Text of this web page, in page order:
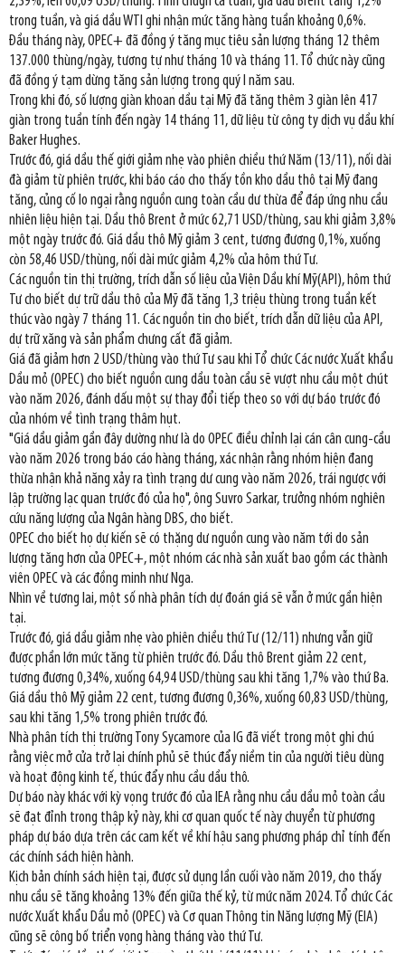
trong tuần, và giá dầu WTI ghi nhận mức tăng hàng tuần khoảng 0,6%.
Đầu tháng này, OPEC+ đã đồng ý tăng mục tiêu sản lượng tháng 12 thêm
137.000 thùng/ngày, tương tự như tháng 10 và tháng 11. Tổ chức này cũng
đã đồng ý tạm dừng tăng sản lượng trong quý I năm sau.
Trong khi đó, số lượng giàn khoan dầu tại Mỹ đã tăng thêm 3 giàn lên 417
giàn trong tuần tính đến ngày 14 tháng 11, dữ liệu từ công ty dịch vụ dầu khí
Baker Hughes.
Trước đó, giá dầu thế giới giảm nhẹ vào phiên chiều thứ Năm (13/11), nối dài
đà giảm từ phiên trước, khi báo cáo cho thấy tồn kho dầu thô tại Mỹ đang
tăng, củng cố lo ngại rằng nguồn cung toàn cầu dư thừa để đáp ứng nhu cầu
nhiên liệu hiện tại. Dầu thô Brent ở mức 62,71 USD/thùng, sau khi giảm 3,8%
một ngày trước đó. Giá dầu thô Mỹ giảm 3 cent, tương đương 0,1%, xuống
còn 58,46 USD/thùng, nối dài mức giảm 4,2% của hôm thứ Tư.
Các nguồn tin thị trường, trích dẫn số liệu của Viện Dầu khí Mỹ(API), hôm thứ
Tư cho biết dự trữ dầu thô của Mỹ đã tăng 1,3 triệu thùng trong tuần kết
thúc vào ngày 7 tháng 11. Các nguồn tin cho biết, trích dẫn dữ liệu của API,
dự trữ xăng và sản phẩm chưng cất đã giảm.
Giá đã giảm hơn 2 USD/thùng vào thứ Tư sau khi Tổ chức Các nước Xuất khẩu
Dầu mỏ (OPEC) cho biết nguồn cung dầu toàn cầu sẽ vượt nhu cầu một chút
vào năm 2026, đánh dấu một sự thay đổi tiếp theo so với dự báo trước đó
của nhóm về tình trạng thâm hụt.
"Giá dầu giảm gần đây dường như là do OPEC điều chỉnh lại cán cân cung-cầu
vào năm 2026 trong báo cáo hàng tháng, xác nhận rằng nhóm hiện đang
thừa nhận khả năng xảy ra tình trạng dư cung vào năm 2026, trái ngược với
lập trường lạc quan trước đó của họ", ông Suvro Sarkar, trưởng nhóm nghiên
cứu năng lượng của Ngân hàng DBS, cho biết.
OPEC cho biết họ dự kiến sẽ có thặng dư nguồn cung vào năm tới do sản
lượng tăng hơn của OPEC+, một nhóm các nhà sản xuất bao gồm các thành
viên OPEC và các đồng minh như Nga.
Nhìn về tương lai, một số nhà phân tích dự đoán giá sẽ vẫn ở mức gần hiện
tại.
Trước đó, giá dầu giảm nhẹ vào phiên chiều thứ Tư (12/11) nhưng vẫn giữ
được phần lớn mức tăng từ phiên trước đó. Dầu thô Brent giảm 22 cent,
tương đương 0,34%, xuống 64,94 USD/thùng sau khi tăng 1,7% vào thứ Ba.
Giá dầu thô Mỹ giảm 22 cent, tương đương 0,36%, xuống 60,83 USD/thùng,
sau khi tăng 1,5% trong phiên trước đó.
Nhà phân tích thị trường Tony Sycamore của IG đã viết trong một ghi chú
rằng việc mở cửa trở lại chính phủ sẽ thúc đẩy niềm tin của người tiêu dùng
và hoạt động kinh tế, thúc đẩy nhu cầu dầu thô.
Dự báo này khác với kỳ vọng trước đó của IEA rằng nhu cầu dầu mỏ toàn cầu
sẽ đạt đỉnh trong thập kỷ này, khi cơ quan quốc tế này chuyển từ phương
pháp dự báo dựa trên các cam kết về khí hậu sang phương pháp chỉ tính đến
các chính sách hiện hành.
Kịch bản chính sách hiện tại, được sử dụng lần cuối vào năm 2019, cho thấy
nhu cầu sẽ tăng khoảng 13% đến giữa thế kỷ, từ mức năm 2024. Tổ chức Các
nước Xuất khẩu Dầu mỏ (OPEC) và Cơ quan Thông tin Năng lượng Mỹ (EIA)
cũng sẽ công bố triển vọng hàng tháng vào thứ Tư.